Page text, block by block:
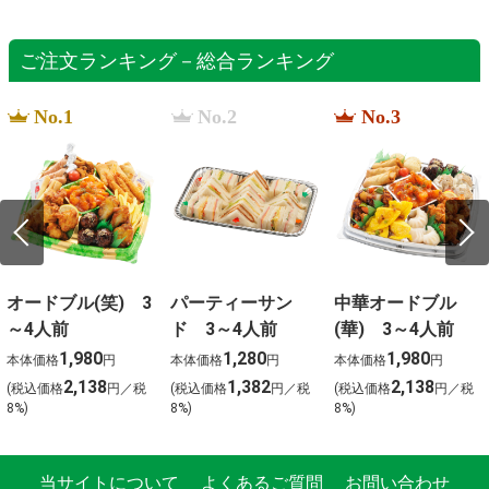
ご注文ランキング－総合ランキング
No.1
オードブル(笑) 3
～4人前
本体価格1,980円
(税込価格2,138円／税
8%)
No.2
パーティーサン
ド 3～4人前
本体価格1,280円
(税込価格1,382円／税
8%)
No.3
中華オードブル
(華) 3～4人前
本体価格1,980円
(税込価格2,138円／税
8%)
当サイトについて よくあるご質問 お問い合わせ